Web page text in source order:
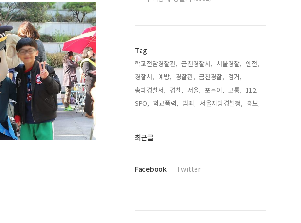
Tag
학교전담경찰관, 금천경찰서, 서울경찰, 안전,
경찰서, 예방, 경찰관, 금천경찰, 검거,
송파경찰서, 경찰, 서울, 포돌이, 교통, 112,
SPO, 학교폭력, 범죄, 서울지방경찰청, 홍보,
최
최근글
페
Facebook Twitter